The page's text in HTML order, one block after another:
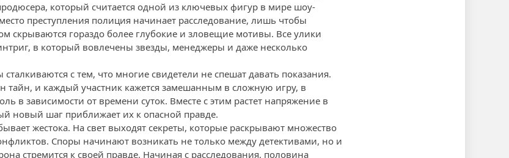
который считается одной из ключевых фигур в мире шоу-
преступления полиция начинает расследование, лишь чтобы
скрываются гораздо более глубокие и зловещие мотивы. Все улики
в который вовлечены звезды, менеджеры и даже несколько
с тем, что многие свидетели не спешат давать показания.
и каждый участник кажется замешанным в сложную игру, в
в зависимости от времени суток. Вместе с этим растет напряжение в
новый шаг приближает их к опасной правде.
жестока. На свет выходят секреты, которые раскрывают множество
Споры начинают возникать не только между детективами, но и
стремится к своей правде. Начиная с расследования, половина